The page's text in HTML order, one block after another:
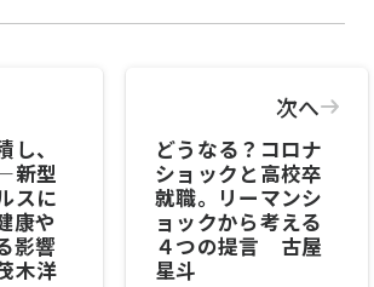
、
新型
スに
康や
影響
木洋
次へ
どうなる？コロナ
ショックと高校卒
就職。リーマンシ
ョックから考える
４つの提言 古屋
星斗